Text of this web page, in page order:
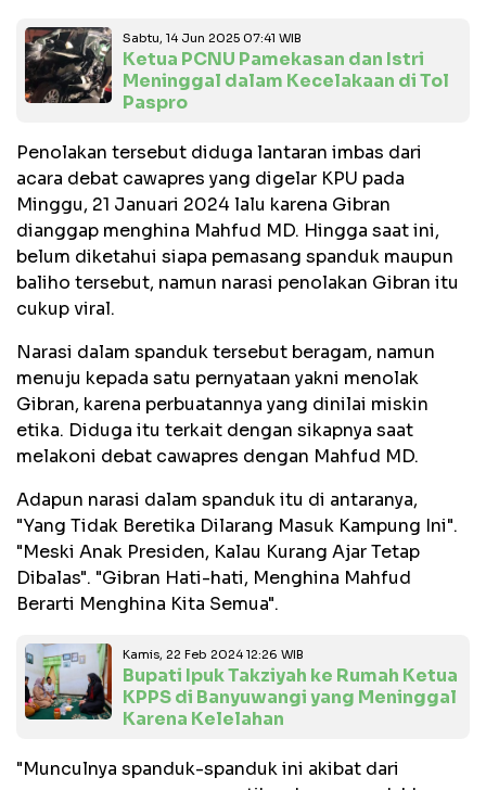
Sabtu, 14 Jun 2025 07:41 WIB
Ketua PCNU Pamekasan dan Istri
Meninggal dalam Kecelakaan di Tol
Paspro
Penolakan tersebut diduga lantaran imbas dari
acara debat cawapres yang digelar KPU pada
Minggu, 21 Januari 2024 lalu karena Gibran
dianggap menghina Mahfud MD. Hingga saat ini,
belum diketahui siapa pemasang spanduk maupun
baliho tersebut, namun narasi penolakan Gibran itu
cukup viral.
Narasi dalam spanduk tersebut beragam, namun
menuju kepada satu pernyataan yakni menolak
Gibran, karena perbuatannya yang dinilai miskin
etika. Diduga itu terkait dengan sikapnya saat
melakoni debat cawapres dengan Mahfud MD.
Adapun narasi dalam spanduk itu di antaranya,
"Yang Tidak Beretika Dilarang Masuk Kampung Ini".
"Meski Anak Presiden, Kalau Kurang Ajar Tetap
Dibalas". "Gibran Hati-hati, Menghina Mahfud
Berarti Menghina Kita Semua".
Kamis, 22 Feb 2024 12:26 WIB
Bupati Ipuk Takziyah ke Rumah Ketua
KPPS di Banyuwangi yang Meninggal
Karena Kelelahan
"Munculnya spanduk-spanduk ini akibat dari